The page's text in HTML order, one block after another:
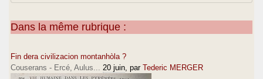
Dans la même rubrique :
Fin dera civilizacion montanhòla ?
Couserans - Ercé, Aulus...
20 juin , par Tederic MERGER